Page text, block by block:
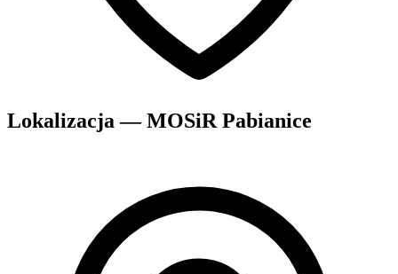
Lokalizacja — MOSiR Pabianice